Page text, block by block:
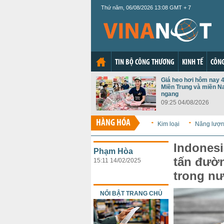
Thứ năm, 06/08/2026 13:08 GMT + 7
TIN BỘ CÔNG THƯƠNG KINH TẾ
Giá heo hơi hôm nay
Miền Trung và miền
ngang
09:25 04/08/2026
HÀNG HÓA Kim loại Năng
tấn
trong
Phạm Hòa
15:11 14/02/2025
NỔI BẬT TRANG CHỦ